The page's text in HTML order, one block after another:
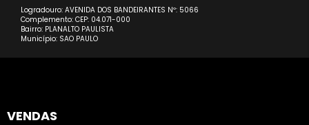
Logradouro: AVENIDA DOS BANDEIRANTES Nº: 5066
Complemento: CEP: 04.071-000
Bairro: PLANALTO PAULISTA
Município: SAO PAULO
VENDAS